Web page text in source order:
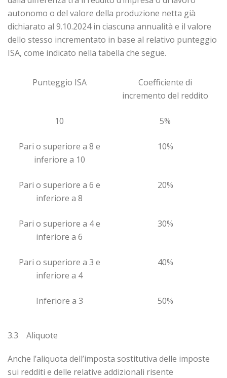
autonomo o del valore della produzione netta già
dichiarato al 9.10.2024 in ciascuna annualità e il valore
dello stesso incrementato in base al relativo punteggio
ISA, come indicato nella tabella che segue.
Punteggio ISA
Coefficiente di
incremento del reddito
10 5%
Pari o superiore a 8 e
inferiore a 10
10%
Pari o superiore a 6 e
inferiore a 8
20%
Pari o superiore a 4 e
inferiore a 6
30%
Pari o superiore a 3 e
inferiore a 4
40%
Inferiore a 3 50%
3.3 Aliquote
Anche l’aliquota dell’imposta sostitutiva delle imposte
sui redditi e delle relative addizionali risente